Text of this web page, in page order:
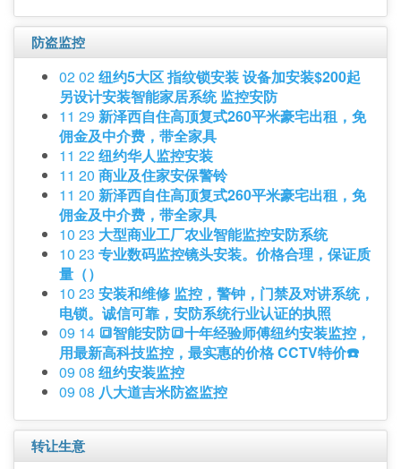
防盗监控
02 02纽约5大区 指纹锁安装 设备加安装$200起
另设计安装智能家居系统 监控安防
11 29 新泽西自住高顶复式260平米豪宅出租，免
佣金及中介费，带全家具
11 22纽约华人监控安装
11 20 商业及住家安保警铃
11 20 新泽西自住高顶复式260平米豪宅出租，免
佣金及中介费，带全家具
10 23 大型商业工厂农业智能监控安防系统
10 23 专业数码监控镜头安装。价格合理，保证质
量（）
10 23 安装和维修 监控，警钟，门禁及对讲系统，
电锁。诚信可靠，安防系统行业认证的执照
09 14 🔳智能安防🔳十年经验师傅纽约安装监控，
用最新高科技监控，最实惠的价格 CCTV特价☎️
09 08 纽约安装监控
09 08 八大道吉米防盗监控
转让生意